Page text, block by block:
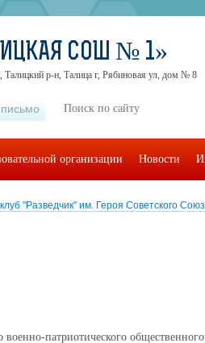
"Разведчик" им. Героя Советского
военно-патриотического
СОШ № 1»
Талицкий р-н, Талица г, Рябиновая ул, дом № 8
организации Новости